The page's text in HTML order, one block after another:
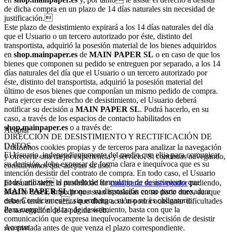
de dicha compra en un plazo de 14 días naturales sin necesidad de
justificación.
Este plazo de desistimiento expirará a los 14 días naturales del día
que el Usuario o un tercero autorizado por éste, distinto del
transportista, adquirió la posesión material de los bienes adquiridos
en shop.mainpaper.es de MAIN PAPER SL o en caso de que los
bienes que componen su pedido se entreguen por separado, a los 14
días naturales del día que el Usuario o un tercero autorizado por
éste, distinto del transportista, adquirió la posesión material del
último de esos bienes que componían un mismo pedido de compra.
Para ejercer este derecho de desistimiento, el Usuario deberá
notificar su decisión a MAIN PAPER SL. Podrá hacerlo, en su
caso, a través de los espacios de contacto habilitados en
shop.mainpaper.es o a través de:
DIRECCIÓN DE DESISTIMIENTO Y RECTIFICACIÓN DE
DATOS.
El Usuario, independientemente del medio que elija para comunicar
su decisión, debe expresar de forma clara e inequívoca que es su
intención desistir del contrato de compra. En todo caso, el Usuario
podrá utilizar el modelo de formulario de desistimiento que
MAIN PAPER SLpone a su disposición como parte anexada a
estas Condiciones, sin embargo, su uso no es obligatorio.
Para cumplir el plazo de desistimiento, basta con que la
comunicación que expresa inequívocamente la decisión de desistir
sea enviada antes de que venza el plazo correspondiente.
Aceptar
Utilizamos cookies propias y de terceros para analizar la navegación
y ofrecerte una mejor experiencia y servicio. Si continuas navegando,
consideramos que aceptas su uso.
El usuario tiene la posibilidad deconfigurar su navegadorpudiendo,
si así lo desea, impedir que sean instaladas en su disco duro, aunque
deberá tener en cuenta que dicha acción podrá ocasionar dificultades
de navegación de la página web.
Aceptar